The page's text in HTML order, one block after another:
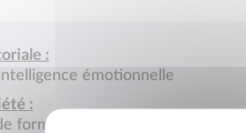
:
émotionnelle
:
formation